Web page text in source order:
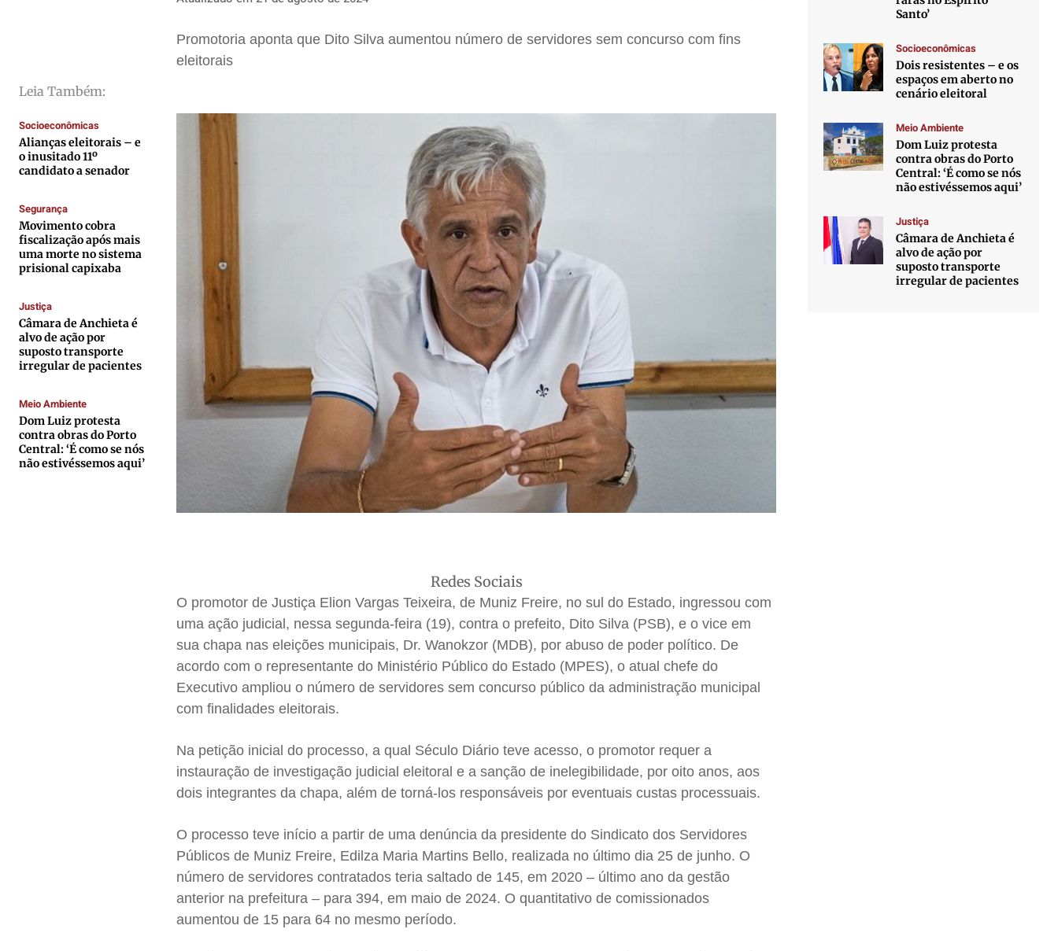
Economia
Colunas
Caetano Roque
Jr Mignone (in memorian)
Wanda Sily
Anuncie
Quem Somos
Contato
Anuncie
Economia
Colunas
Caetano Roque
Jr Mignone (in memorian)
Wanda Sily
Anuncie
Quem Somos
Contato
Anuncie
Economia
Colunas
Caetano Roque
Jr Mignone (in memorian)
Wanda Sily
Anuncie
Quem Somos
Contato
Anuncie
Economia
Colunas
Caetano Roque
Jr Mignone (in memorian)
Wanda Sily
Anuncie
Quem Somos
Contato
Anuncie
Leia Também:
Socioeconômicas
Alianças eleitorais – e
o inusitado 11º
candidato a senador
Segurança
Movimento cobra
fiscalização após mais
uma morte no sistema
prisional capixaba
Justiça
Câmara de Anchieta é
alvo de ação por
suposto transporte
irregular de pacientes
Meio Ambiente
Dom Luiz protesta
contra obras do Porto
Central: ‘É como se nós
não estivéssemos aqui’
Promotoria aponta que Dito Silva aumentou número de servidores sem concurso com fins
eleitorais
Redes Sociais
O promotor de Justiça Elion Vargas Teixeira, de Muniz Freire, no sul do Estado, ingressou com
uma ação judicial, nessa segunda-feira (19), contra o prefeito, Dito Silva (PSB), e o vice em
sua chapa nas eleições municipais, Dr. Wanokzor (MDB), por abuso de poder político. De
acordo com o representante do Ministério Público do Estado (MPES), o atual chefe do
Executivo ampliou o número de servidores sem concurso público da administração municipal
com finalidades eleitorais.
Na petição inicial do processo, a qual Século Diário teve acesso, o promotor requer a
instauração de investigação judicial eleitoral e a sanção de inelegibilidade, por oito anos, aos
dois integrantes da chapa, além de torná-los responsáveis por eventuais custas processuais.
O processo teve início a partir de uma denúncia da presidente do Sindicato dos Servidores
Públicos de Muniz Freire, Edilza Maria Martins Bello, realizada no último dia 25 de junho. O
número de servidores contratados teria saltado de 145, em 2020 – último ano da gestão
anterior na prefeitura – para 394, em maio de 2024. O quantitativo de comissionados
aumentou de 15 para 64 no mesmo período.
Santo’
Socioeconômicas
Dois resistentes – e os
espaços em aberto no
cenário eleitoral
Meio Ambiente
Dom Luiz protesta
contra obras do Porto
Central: ‘É como se nós
não estivéssemos aqui’
Justiça
Câmara de Anchieta é
alvo de ação por
suposto transporte
irregular de pacientes